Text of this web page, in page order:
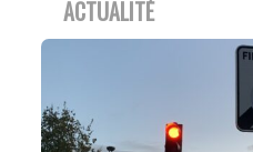
ACTUALITÉ